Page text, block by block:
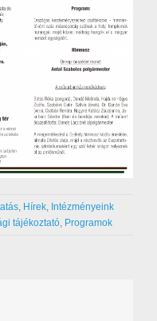
Hírek Intézményeink
tájékoztató Programok